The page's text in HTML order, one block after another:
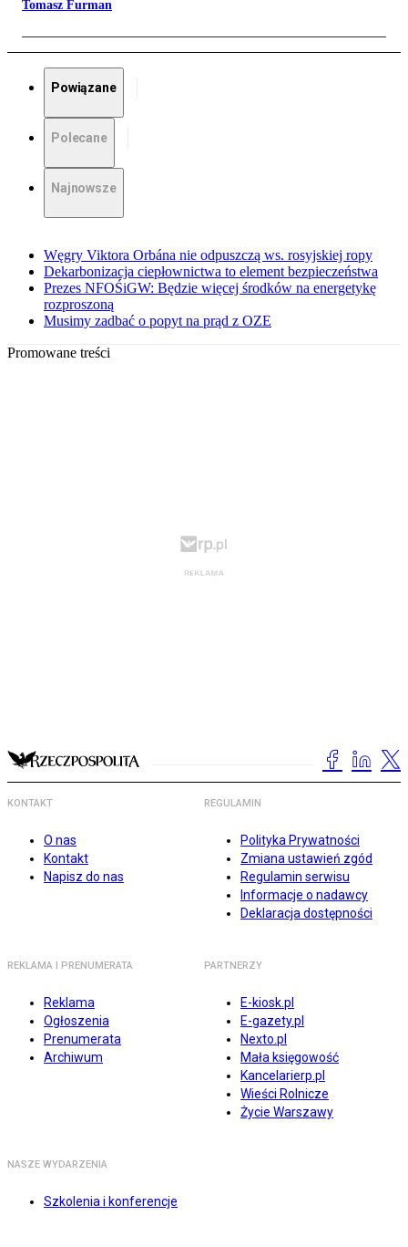
Tomasz Furman
Powiązane
Polecane
Najnowsze
Węgry Viktora Orbána nie odpuszczą ws. rosyjskiej ropy
Dekarbonizacja ciepłownictwa to element bezpieczeństwa
Prezes NFOŚiGW: Będzie więcej środków na energetykę
rozproszoną
Musimy zadbać o popyt na prąd z OZE
Promowane treści
KONTAKT
O nas
Kontakt
Napisz do nas
REGULAMIN
Polityka Prywatności
Zmiana ustawień zgód
Regulamin serwisu
Informacje o nadawcy
Deklaracja dostępności
REKLAMA I PRENUMERATA
Reklama
Ogłoszenia
Prenumerata
Archiwum
PARTNERZY
E-kiosk.pl
E-gazety.pl
Nexto.pl
Mała księgowość
Kancelarierp.pl
Wieści Rolnicze
Życie Warszawy
NASZE WYDARZENIA
Szkolenia i konferencje